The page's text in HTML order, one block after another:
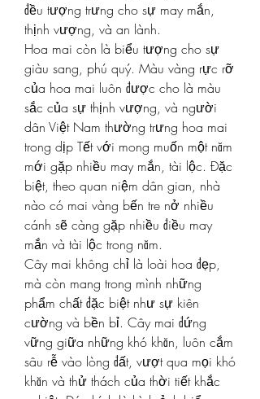
đều tượng trưng cho sự may mắn,
thịnh vượng, và an lành.
Hoa mai còn là biểu tượng cho sự
giàu sang, phú quý. Màu vàng rực rỡ
của hoa mai luôn được cho là màu
sắc của sự thịnh vượng, và người
dân Việt Nam thường trưng hoa mai
trong dịp Tết với mong muốn một năm
mới gặp nhiều may mắn, tài lộc. Đặc
biệt, theo quan niệm dân gian, nhà
nào có mai vàng bến tre nở nhiều
cánh sẽ càng gặp nhiều điều may
mắn và tài lộc trong năm.
Cây mai không chỉ là loài hoa đẹp,
mà còn mang trong mình những
phẩm chất đặc biệt như sự kiên
cường và bền bỉ. Cây mai đứng
vững giữa những khó khăn, luôn cắm
sâu rễ vào lòng đất, vượt qua mọi khó
khăn và thử thách của thời tiết khắc